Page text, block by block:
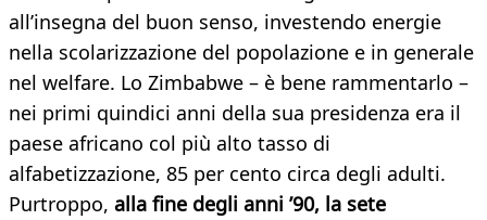
all’insegna del buon senso, investendo energie
nella scolarizzazione del popolazione e in generale
nel welfare. Lo Zimbabwe – è bene rammentarlo –
nei primi quindici anni della sua presidenza era il
paese africano col più alto tasso di
alfabetizzazione, 85 per cento circa degli adulti.
Purtroppo, alla fine degli anni ’90, la sete